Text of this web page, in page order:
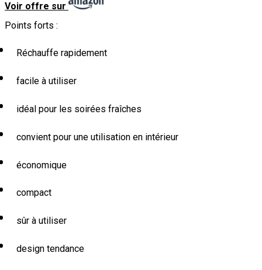
Voir offre sur
Points forts :
Réchauffe rapidement
facile à utiliser
idéal pour les soirées fraîches
convient pour une utilisation en intérieur
économique
compact
sûr à utiliser
design tendance